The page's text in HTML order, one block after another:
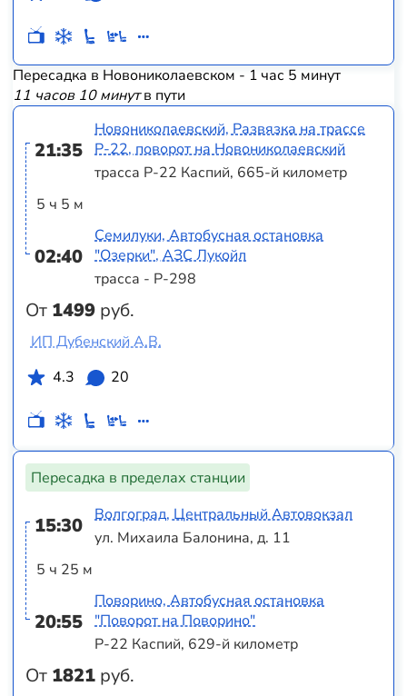
Пересадка в Новониколаевском - 1 час 5 минут
11 часов 10 минутв пути
21:35
5 ч 5 м
02:40
От 1499 руб.
Новониколаевский, Развязка на трассе
Р-22, поворот на Новониколаевский
трасса Р-22 Каспий, 665-й километр
Семилуки, Автобусная остановка
"Озерки", АЗС Лукойл
трасса - Р-298
ИП Дубенский А.В.
4.3
20
Пересадка в пределах станции
15:30
5 ч 25 м
20:55
От 1821 руб.
Волгоград, Центральный Автовокзал
ул. Михаила Балонина, д. 11
Поворино, Автобусная остановка
"Поворот на Поворино"
Р-22 Каспий, 629-й километр